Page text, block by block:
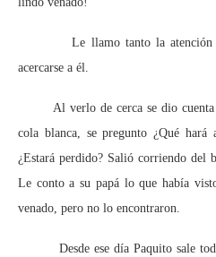
Le llamo tanto la atención
acercarse a él.
Al verlo de cerca se dio cuenta
cola blanca, se pregunto ¿Qué hará
¿Estará perdido? Salió corriendo del
Le conto a su papá lo que había
venado, pero no lo encontraron.
Desde ese día Paquito sale